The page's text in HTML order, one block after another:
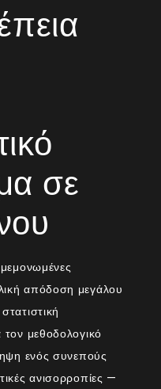
σε
απόδοση μεγάλου
τον μεθοδολογικό
ενός συνεπούς
ανισορροπίες —